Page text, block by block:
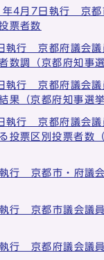
年4月7日執行 京都
票者数
執行 京都府議会議
調（京都府知事選
執行 京都府議会議
（京都府知事選挙
執行 京都府議会議
投票区別投票者数
行 京都市・府議
行 京都市議会議
行 京都府議会議